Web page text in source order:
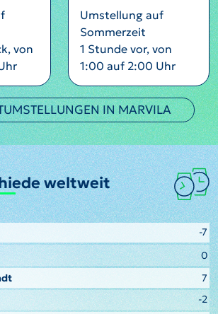
von
Umstellung auf
Sommerzeit
1 Stunde vor, von
1:00 auf 2:00 Uhr
IN MARVILA
weltweit
-7
0
7
-2